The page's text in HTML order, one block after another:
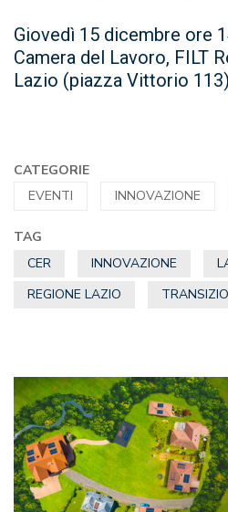
Giovedì 15 dicembre ore
Camera del Lavoro, FILT
Lazio (piazza Vittorio 113)
CATEGORIE
EVENTI
INNOVAZIONE
TAG
CER
INNOVAZIONE
REGIONE LAZIO